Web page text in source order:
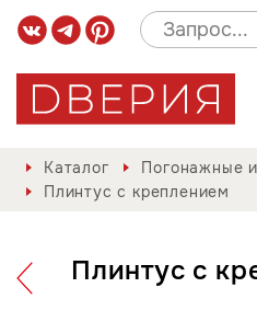
Каталог Погонажные
Плинтус с креплением
Плинтус с